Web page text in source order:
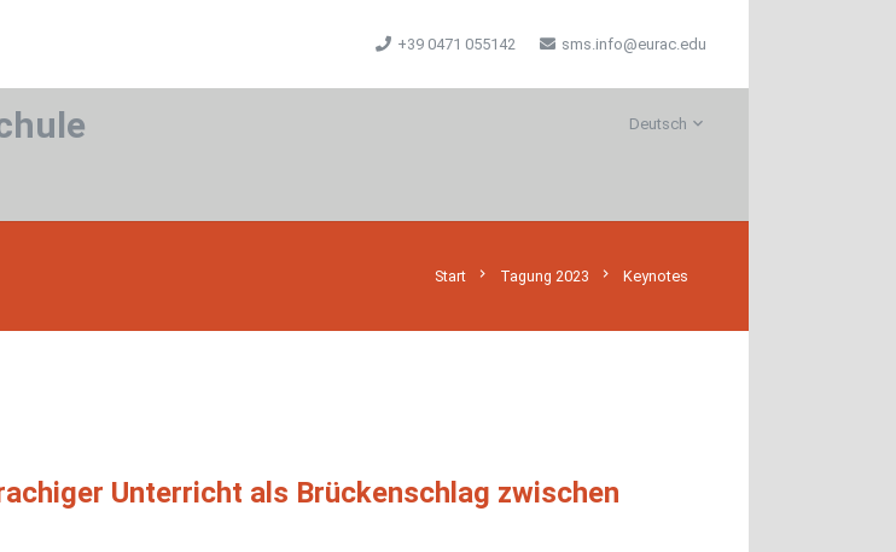
+39 0471 055142 sms.info@eurac.edu
Deutsch
Start chevron_right Tagung 2023 chevron_right Keynotes
Unterricht als Brückenschlag zwischen